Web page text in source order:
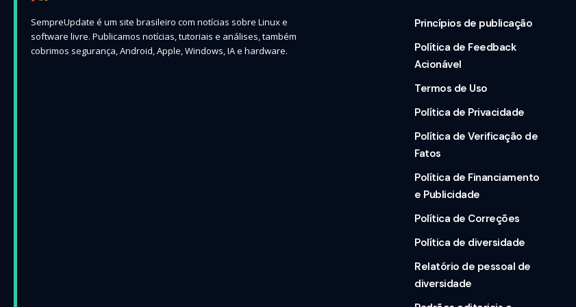
SempreUpdate é um site brasileiro com notícias sobre Linux e
software livre. Publicamos notícias, tutoriais e análises, também
cobrimos segurança, Android, Apple, Windows, IA e hardware.
Princípios de publicação
Política de Feedback
Acionável
Termos de Uso
Política de Privacidade
Política de Verificação de
Fatos
Política de Financiamento
e Publicidade
Política de Correções
Política de diversidade
Relatório de pessoal de
diversidade